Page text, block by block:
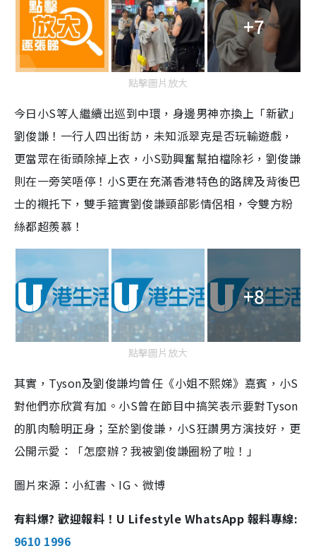
+7
點擊圖片放大
今日小S等人繼續出巡到中環，身邊男神亦換上「新歡」
劉俊謙！一行人四出街訪，未知派翠克是否玩輸遊戲，
更當眾在街頭除掉上衣，小S勁興奮幫拍檔除衫，劉俊謙
則在一旁笑唔停！小S更在充滿香港特色的路牌及背後巴
士的襯托下，雙手箍實劉俊謙頸部影情侶相，令雙方粉
絲都超羨慕！
+8
點擊圖片放大
其實，Tyson及劉俊謙均曾任《小姐不熙娣》嘉賓，小S
對他們亦欣賞有加。小S曾在節目中搞笑表示要對Tyson
的肌肉驗明正身；至於劉俊謙，小S狂讚男方演技好，更
公開示愛：「怎麼辦？我被劉俊謙圈粉了啦！」
圖片來源：小紅書、IG、微博
有料爆? 歡迎報料！U Lifestyle WhatsApp 報料專線:
9610 1996